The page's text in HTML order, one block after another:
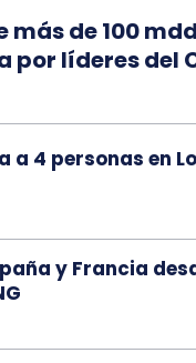
más de 100
por líderes del
a 4 personas en
y Francia